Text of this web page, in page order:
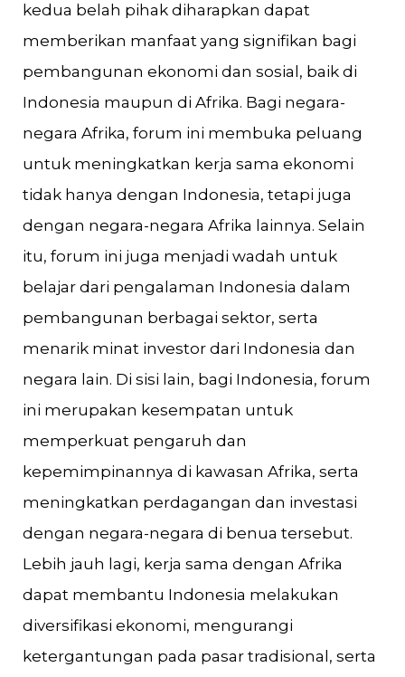
kedua belah pihak diharapkan dapat
memberikan manfaat yang signifikan bagi
pembangunan ekonomi dan sosial, baik di
Indonesia maupun di Afrika. Bagi negara-
negara Afrika, forum ini membuka peluang
untuk meningkatkan kerja sama ekonomi
tidak hanya dengan Indonesia, tetapi juga
dengan negara-negara Afrika lainnya. Selain
itu, forum ini juga menjadi wadah untuk
belajar dari pengalaman Indonesia dalam
pembangunan berbagai sektor, serta
menarik minat investor dari Indonesia dan
negara lain. Di sisi lain, bagi Indonesia, forum
ini merupakan kesempatan untuk
memperkuat pengaruh dan
kepemimpinannya di kawasan Afrika, serta
meningkatkan perdagangan dan investasi
dengan negara-negara di benua tersebut.
Lebih jauh lagi, kerja sama dengan Afrika
dapat membantu Indonesia melakukan
diversifikasi ekonomi, mengurangi
ketergantungan pada pasar tradisional, serta